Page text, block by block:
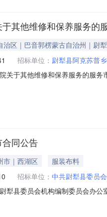
其他维修和保养服务的
治区｜巴音郭楞蒙古自治州｜尉
招标单位： 尉犁县阿克苏普
关于其他维修和保养服务的服
划编码:652823项目所在行政
同公告
市｜西湖区
服装布料
招标单位： 中共尉犁县委员
犁县委员会机构编制委员会办
金蝉清韵-星蓝色蓝色遮光布金